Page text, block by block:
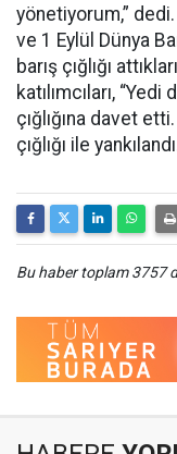
yönetiyorum,”
ve 1 Eylül Dünya
barış çığlığı
katılımcıları,
çığlığına davet
çığlığı ile
Bu haber toplam 3757